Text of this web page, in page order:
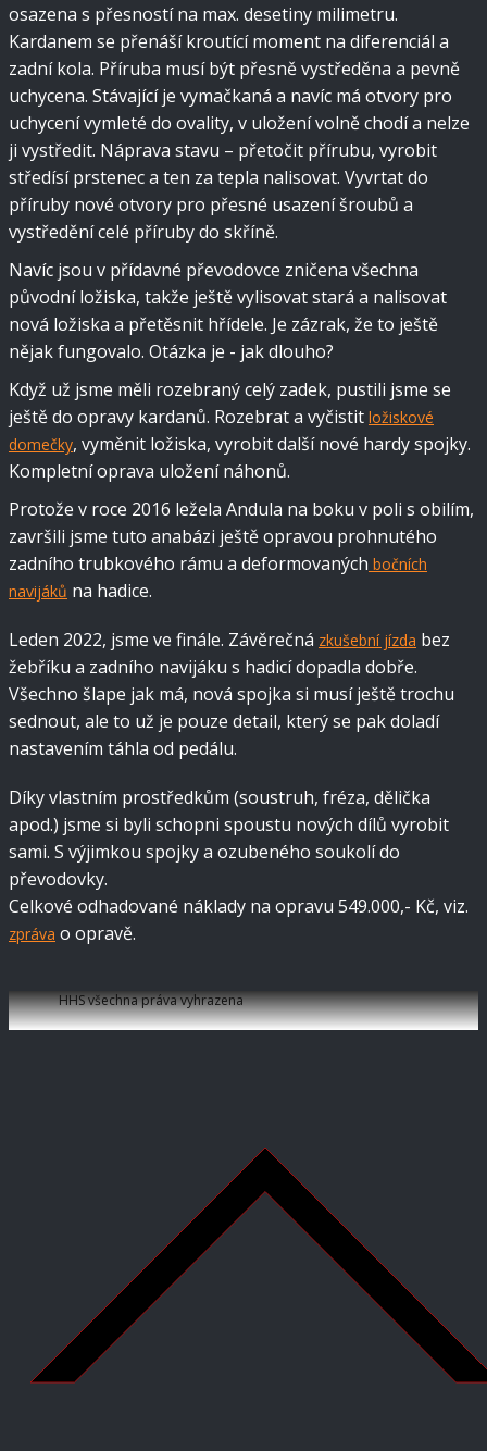
osazena s přesností na max. desetiny milimetru.
Kardanem se přenáší kroutící moment na diferenciál a
zadní kola. Příruba musí být přesně vystředěna a pevně
uchycena. Stávající je vymačkaná a navíc má otvory pro
uchycení vymleté do ovality, v uložení volně chodí a nelze
ji vystředit. Náprava stavu – přetočit přírubu, vyrobit
středísí prstenec a ten za tepla nalisovat. Vyvrtat do
příruby nové otvory pro přesné usazení šroubů a
vystředění celé příruby do skříně.
Navíc jsou v přídavné převodovce zničena všechna
původní ložiska, takže ještě vylisovat stará a nalisovat
nová ložiska a přetěsnit hřídele. Je zázrak, že to ještě
nějak fungovalo. Otázka je - jak dlouho?
Když už jsme měli rozebraný celý zadek, pustili jsme se
ještě do opravy kardanů. Rozebrat a vyčistit ložiskové
domečky, vyměnit ložiska, vyrobit další nové hardy spojky.
Kompletní oprava uložení náhonů.
Protože v roce 2016 ležela Andula na boku v poli s obilím,
završili jsme tuto anabázi​ ještě opravou prohnutého
zadního trubkového rámu a deformovaných bočních
navijáků na hadice.
Leden 2022, jsme ve finále. Závěrečná zkušební jízda bez
žebříku a zadního navijáku s hadicí dopadla dobře.
Všechno šlape jak má, nová spojka si musí ještě trochu
sednout, ale to už je pouze detail, který se pak doladí
nastavením táhla od pedálu.
Díky vlastním prostředkům (soustruh, fréza, dělička
apod.) jsme si byli schopni spoustu nových dílů vyrobit
sami. S výjimkou spojky a ozubeného soukolí do
převodovky.
Celkové odhadované náklady na opravu 549.000,- Kč, viz.
zpráva o opravě.
HHS všechna práva vyhrazena